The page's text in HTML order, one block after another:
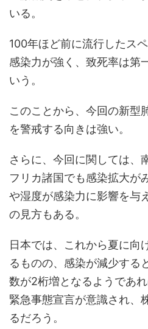
いる。
100年ほど前に流行したス
感染力が強く、致死率は第
いう。
このことから、今回の新型
を警戒する向きは強い。
さらに、今回に関しては、
フリカ諸国でも感染拡大が
や湿度が感染力に影響を与
の見方もある。
日本では、これから夏に向
るものの、感染が減少する
数が2桁増となるようであ
緊急事態宣言が意識され、
るだろう。